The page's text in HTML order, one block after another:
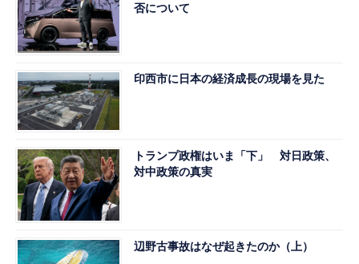
否について
印西市に日本の経済成長の現場を見た
トランプ政権はいま「下」 対日政策、
対中政策の真実
辺野古事故はなぜ起きたのか（上）